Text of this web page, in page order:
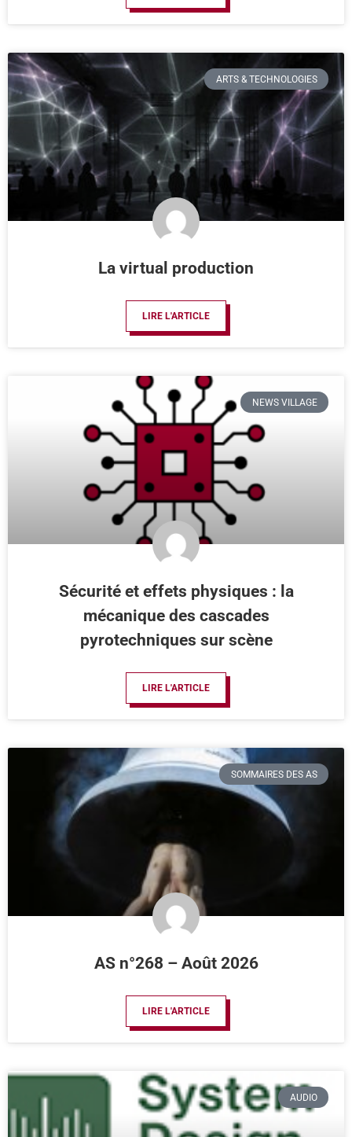
ARTS & TECHNOLOGIES
La virtual production
LIRE L'ARTICLE
NEWS VILLAGE
Sécurité et effets physiques : la
mécanique des cascades
pyrotechniques sur scène
LIRE L'ARTICLE
SOMMAIRES DES AS
AS n°268 – Août 2026
LIRE L'ARTICLE
AUDIO